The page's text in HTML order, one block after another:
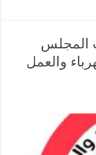
المجلس
والعمل